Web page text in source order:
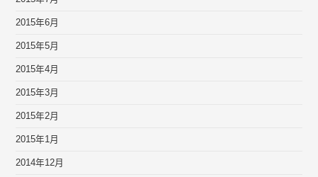
2015年6月
2015年5月
2015年4月
2015年3月
2015年2月
2015年1月
2014年12月